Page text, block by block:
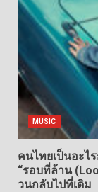
MUSIC
คนไทยเป็นอะไร
“รอบที่ล้าน
วนกลับไปที่เดิม